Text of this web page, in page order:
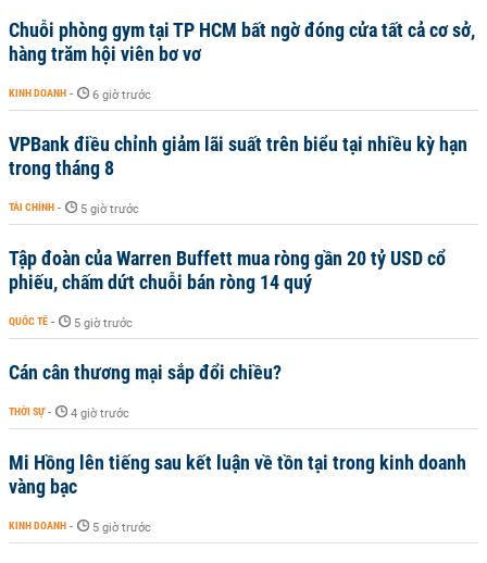
Chuỗi phòng gym tại TP HCM bất ngờ đóng cửa tất cả cơ sở,
hàng trăm hội viên bơ vơ
KINH DOANH - 6 giờ trước
VPBank điều chỉnh giảm lãi suất trên biểu tại nhiều kỳ hạn
trong tháng 8
TÀI CHÍNH - 5 giờ trước
Tập đoàn của Warren Buffett mua ròng gần 20 tỷ USD cổ
phiếu, chấm dứt chuỗi bán ròng 14 quý
QUỐC TẾ - 5 giờ trước
Cán cân thương mại sắp đổi chiều?
THỜI SỰ - 4 giờ trước
Mi Hồng lên tiếng sau kết luận về tồn tại trong kinh doanh
vàng bạc
KINH DOANH - 5 giờ trước